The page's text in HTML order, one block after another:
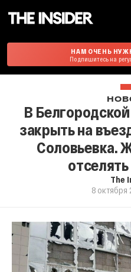
НАМ ОЧЕНЬ
Подпишитесь на
В
закрыть на
Соловьевка.
The
8 октября